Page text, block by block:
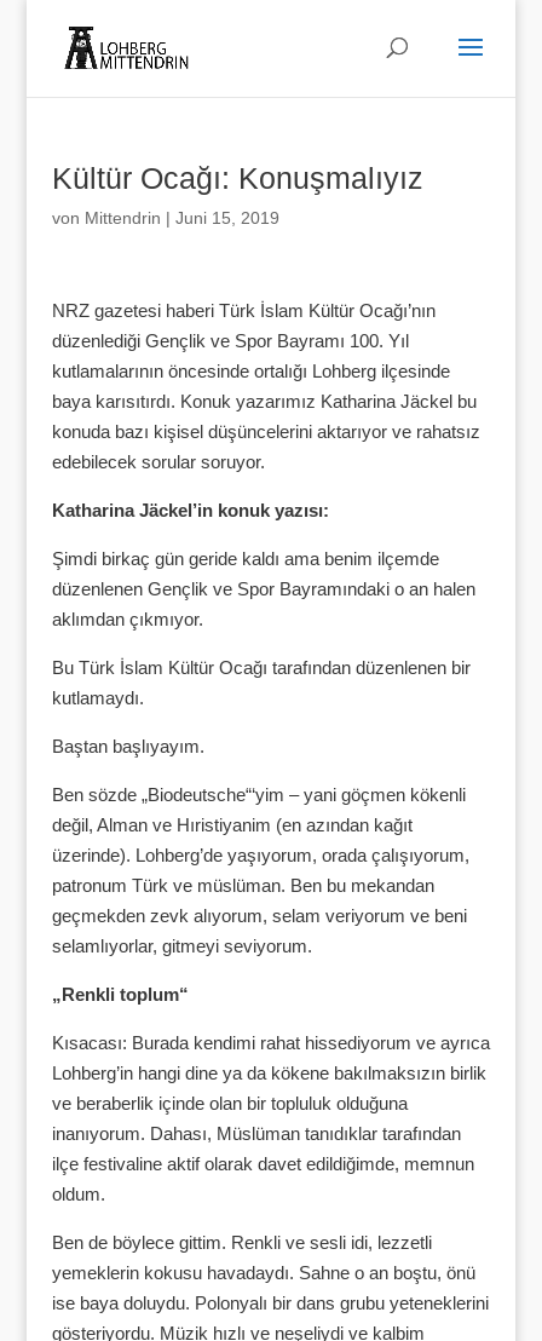
Kültür Ocağı: Konuşmalıyız
von Mittendrin | Juni 15, 2019
NRZ gazetesi haberi Türk İslam Kültür Ocağı’nın
düzenlediği Gençlik ve Spor Bayramı 100. Yıl
kutlamalarının öncesinde ortalığı Lohberg ilçesinde
baya karısıtırdı. Konuk yazarımız Katharina Jäckel bu
konuda bazı kişisel düşüncelerini aktarıyor ve rahatsız
edebilecek sorular soruyor.
Katharina Jäckel’in konuk yazısı:
Şimdi birkaç gün geride kaldı ama benim ilçemde
düzenlenen Gençlik ve Spor Bayramındaki o an halen
aklımdan çıkmıyor.
Bu Türk İslam Kültür Ocağı tarafından düzenlenen bir
kutlamaydı.
Baştan başlıyayım.
Ben sözde „Biodeutsche“‘yim – yani göçmen kökenli
değil, Alman ve Hıristiyanim (en azından kağıt
üzerinde). Lohberg’de yaşıyorum, orada çalışıyorum,
patronum Türk ve müslüman. Ben bu mekandan
geçmekden zevk alıyorum, selam veriyorum ve beni
selamlıyorlar, gitmeyi seviyorum.
„Renkli toplum“
Kısacası: Burada kendimi rahat hissediyorum ve ayrıca
Lohberg’in hangi dine ya da kökene bakılmaksızın birlik
ve beraberlik içinde olan bir topluluk olduğuna
inanıyorum. Dahası, Müslüman tanıdıklar tarafından
ilçe festivaline aktif olarak davet edildiğimde, memnun
oldum.
Ben de böylece gittim. Renkli ve sesli idi, lezzetli
yemeklerin kokusu havadaydı. Sahne o an boştu, önü
ise baya doluydu. Polonyalı bir dans grubu yeteneklerini
gösteriyordu. Müzik hızlı ve neşeliydi ve kalbim